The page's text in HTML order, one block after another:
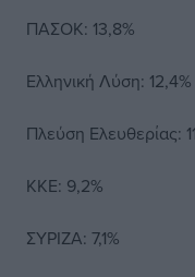
ΠΑΣΟΚ: 13,8%
Ελληνική Λύση: 12,4%
Πλεύση Ελευθερίας:
ΚΚΕ: 9,2%
ΣΥΡΙΖΑ: 7,1%